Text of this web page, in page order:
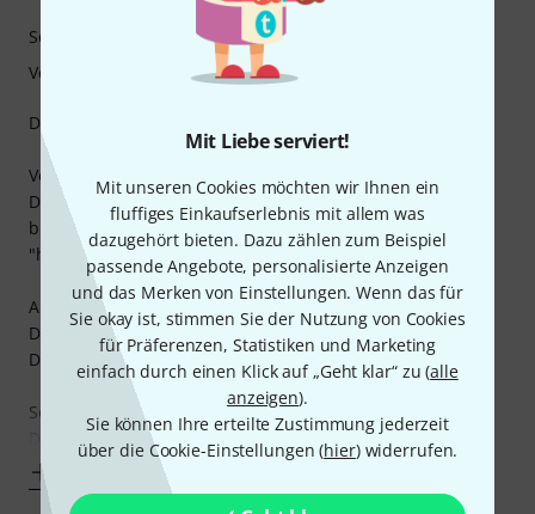
Mit Liebe serviert!
Mit unseren Cookies möchten wir Ihnen ein
fluffiges Einkaufserlebnis mit allem was
dazugehört bieten. Dazu zählen zum Beispiel
passende Angebote, personalisierte Anzeigen
und das Merken von Einstellungen. Wenn das für
Sie okay ist, stimmen Sie der Nutzung von Cookies
für Präferenzen, Statistiken und Marketing
einfach durch einen Klick auf „Geht klar“ zu (alle
anzeigen).
Sie können Ihre erteilte Zustimmung jederzeit
über die Cookie-Einstellungen (hier) widerrufen.
Die Chad Smith Cowbell ist echt spitze!
Verarbeitung:
Die Qualität ist erstklassig, der Memory Lock hält
bombenfest und der Kunststoffschutz lässt auch eine
"härtere Gangart" beim Spielen zu.
Aussehen:
Die knallrote Cowbell ist ein echter Blickfang, egal welches
Drumset man besitzt.
Sound:
Der Sound ist echt klasse und
Mehr anzeigen
Sound
Verarbeitung